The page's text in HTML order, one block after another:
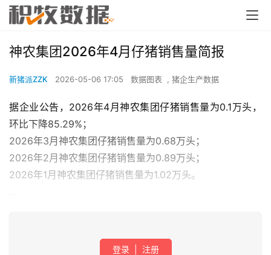
神农集团2026年4月仔猪销售量简报
新猪派ZZK 2026-05-06 17:05 数据图表 , 猪企生产数据
据企业公告，2026年4月神农集团仔猪销售量为0.1万头，
环比下降85.29%；
2026年3月神农集团仔猪销售量为0.68万头；
2026年2月神农集团仔猪销售量为0.89万头；
2026年1月神农集团仔猪销售量为1.02万头。
登录 注册